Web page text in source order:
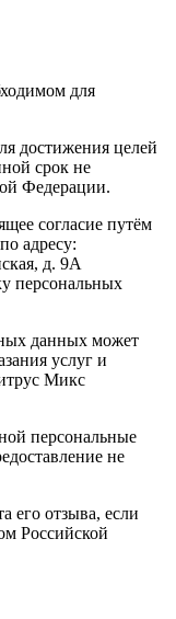
для
достижения целей
срок не
Федерации.
согласие путём
адресу:
д. 9А
персональных
данных может
услуг и
Микс
персональные
не
его отзыва, если
Российской